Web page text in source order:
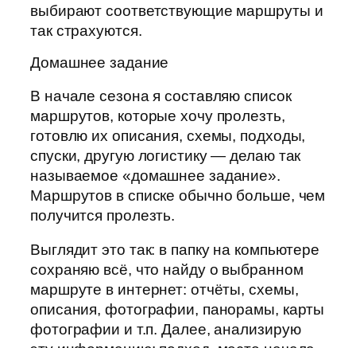
выбирают соответствующие маршруты и
так страхуются.
Домашнее задание
В начале сезона я составляю список
маршрутов, которые хочу пролезть,
готовлю их описания, схемы, подходы,
спуски, другую логистику — делаю так
называемое «домашнее задание».
Маршрутов в списке обычно больше, чем
получится пролезть.
Выглядит это так: в папку на компьютере
сохраняю всё, что найду о выбранном
маршруте в интернет: отчёты, схемы,
описания, фотографии, панорамы, карты
фотографии и т.п. Далее, анализирую